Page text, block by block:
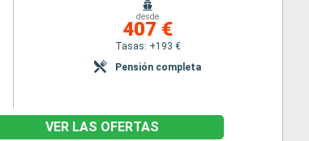
desde
407 €
Tasas: +193 €
Pensión completa
VER LAS OFERTAS